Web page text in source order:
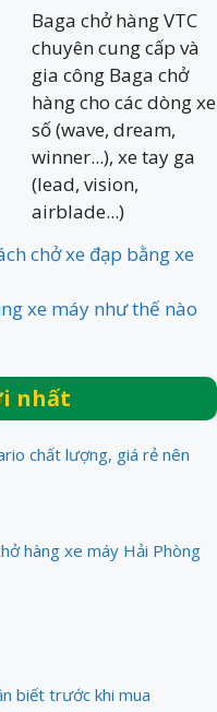
Baga chở hàng VTC
chuyên cung cấp và
gia công Baga chở
hàng cho các dòng xe
số (wave, dream,
winner...), xe tay ga
(lead, vision,
airblade...)
chở xe đạp bằng xe
xe máy như thế nào
nhất
chất lượng, giá rẻ nên
hàng xe máy Hải Phòng
biết trước khi mua